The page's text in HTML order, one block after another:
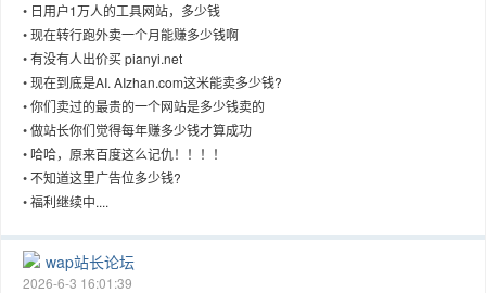
• 日用户1万人的工具网站，多少钱
•现在转行跑外卖一个月能赚多少钱啊
•有没有人出价买 pianyi.net
•现在到底是AI. AIzhan.com这米能卖多少钱?
•你们卖过的最贵的一个网站是多少钱卖的
•做站长你们觉得每年赚多少钱才算成功
•哈哈，原来百度这么记仇！！！！
•不知道这里广告位多少钱?
•福利继续中....
wap站长论坛
2026-6-3 16:01:39